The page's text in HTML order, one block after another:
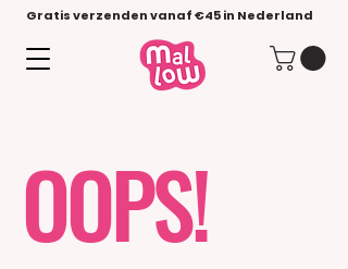
Gratis verzenden vanaf €45 in Nederland
OOPS!